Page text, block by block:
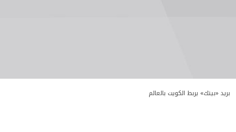
بريد «بيتك» يربط الكويت بالعالم